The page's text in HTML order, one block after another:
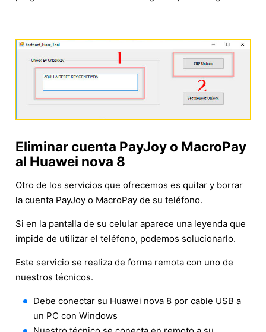
Eliminar cuenta PayJoy o MacroPay
al Huawei nova 8
Otro de los servicios que ofrecemos es quitar y borrar
la cuenta PayJoy o MacroPay de su teléfono.
Si en la pantalla de su celular aparece una leyenda que
impide de utilizar el teléfono, podemos solucionarlo.
Este servicio se realiza de forma remota con uno de
nuestros técnicos.
Debe conectar su Huawei nova 8 por cable USB a
un PC con Windows